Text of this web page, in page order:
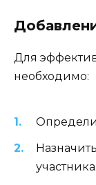
Для
необходимо:
участника